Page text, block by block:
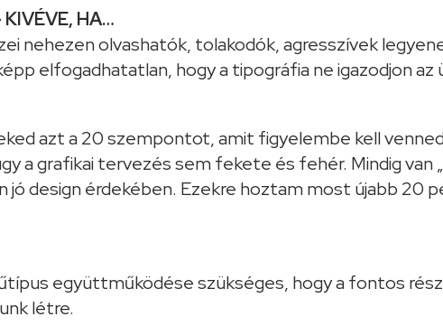
KIVÉVE, HA…
nehezen olvashatók, tolakodók, agresszívek
elfogadhatatlan, hogy a tipográfia ne igazodjon az
együttműködése szükséges, hogy a fontos
létre.